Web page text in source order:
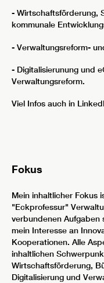
- Wirtschaftsförderung,
kommunale
- Verwaltungsreform-
- Digitalisierunung und
Verwaltungsreform.
Viel Infos auch in
Fokus
Mein inhaltlicher Fokus
"Eckprofessur"
verbundenen
mein Interesse an
Kooperationen. Alle
inhaltlichen
Wirtschaftsförderung,
Digitalisierung und